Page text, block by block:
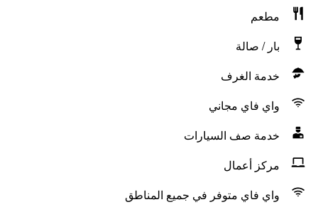
مطعم
بار / صالة
خدمة الغرف
واي فاي مجاني
خدمة صف السيارات
مركز أعمال
واي فاي متوفر في جميع المناطق